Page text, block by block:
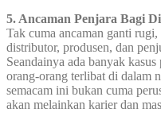
5. Ancaman Penjara Bagi
Tak cuma ancaman ganti
distributor, produsen, dan
Seandainya ada banyak
orang-orang terlibat di dalam
semacam ini bukan cuma
akan melainkan karier dan